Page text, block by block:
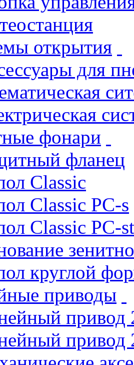
открытия
для
фонари
фланец
Classic
Classic PC-s
Classic PC-st
круглой
приводы
привод
привод